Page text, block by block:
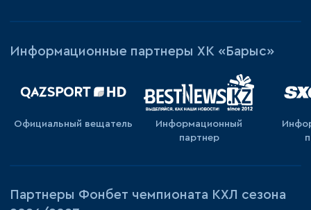
Информационные партнеры ХК «Барыс»
Официальный вещатель
Информационный
партнер
Партнеры Фонбет чемпионата КХЛ сезона